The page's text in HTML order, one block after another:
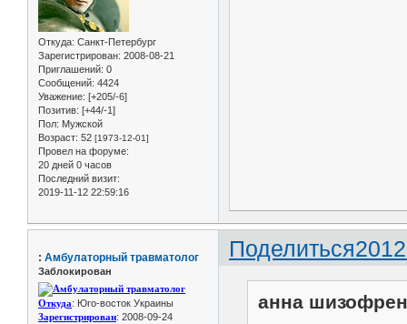
Откуда: Санкт-Петербург
Зарегистрирован: 2008-08-21
Приглашений: 0
Сообщений: 4424
Уважение: [+205/-6]
Позитив: [+44/-1]
Пол: Мужской
Возраст: 52 [1973-12-01]
Провел на форуме:
20 дней 0 часов
Последний визит:
2019-11-12 22:59:16
Поделиться
: Амбулаторный травматолог
Заблокирован
Откуда: Юго-восток Украины
Зарегистрирован: 2008-09-24
анна